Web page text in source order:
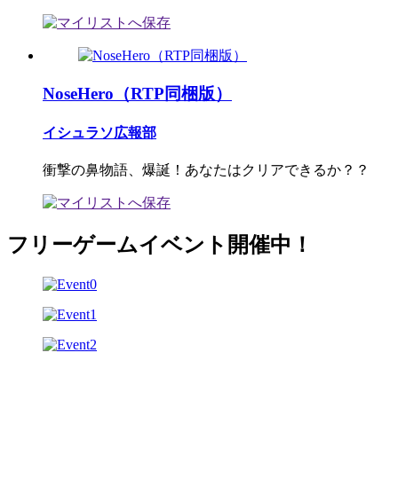
NoseHero（RTP同梱版）
イシュラソ広報部
衝撃の鼻物語、爆誕！あなたはクリアできるか？？
フリーゲームイベント開催中！